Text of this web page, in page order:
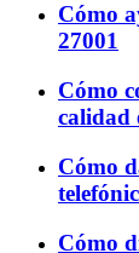
Cómo
27001
Cómo
calidad
Cómo
Cómo